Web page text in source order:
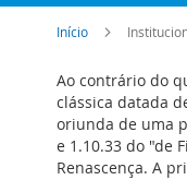
Início
Ao contrário do
clássica datada
oriunda de uma
e 1.10.33 do "de
Renascença. A